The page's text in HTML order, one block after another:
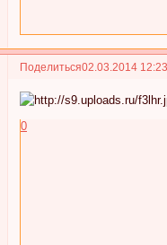
Поделиться02.03.2014
0